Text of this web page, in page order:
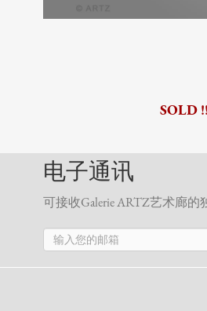
SOLD
电子通讯
可接收Galerie ARTZ艺术廊的